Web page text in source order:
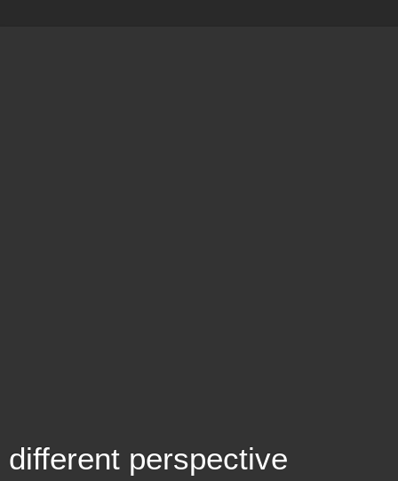
different perspective